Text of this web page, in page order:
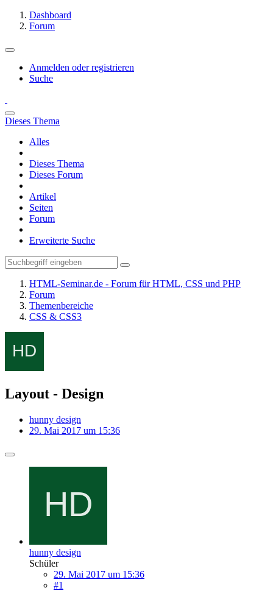
Dashboard
Forum
Anmelden oder registrieren
Suche
Dieses Thema
Alles
Dieses Thema
Dieses Forum
Artikel
Seiten
Forum
Erweiterte Suche
HTML-Seminar.de - Forum für HTML, CSS und PHP
Forum
Themenbereiche
CSS & CSS3
Layout - Design
hunny design
29. Mai 2017 um 15:36
hunny design
Schüler
29. Mai 2017 um 15:36
#1